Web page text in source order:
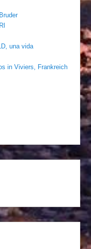
una vida
in Viviers, Frankreich